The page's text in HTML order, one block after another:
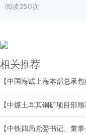
阅读250次
相关推荐
【中国海诚上海本部总承
【中煤土耳其铜矿项目部
【中铁四局党委书记、董